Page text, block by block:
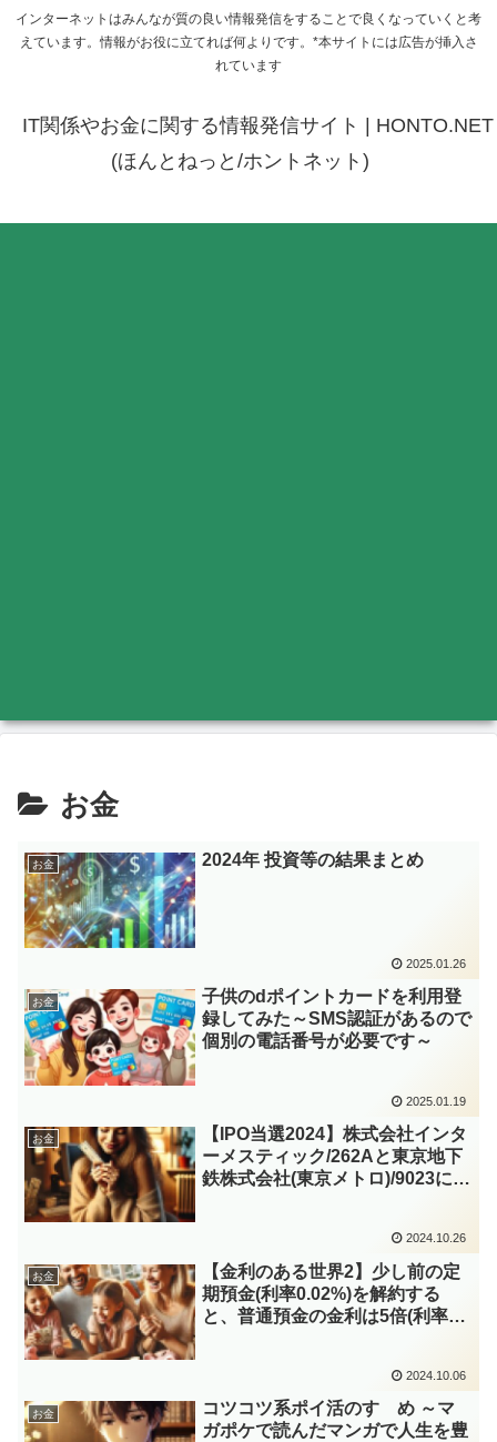
インターネットはみんなが質の良い情報発信をすることで良くなっていくと考
えています。情報がお役に立てれば何よりです。*本サイトには広告が挿入さ
れています
IT関係やお金に関する情報発信サイト | HONTO.NET
(ほんとねっと/ホントネット)
お金
お金 2024年 投資等の結果まとめ
2025.01.26
お金
子供のdポイントカードを利用登
録してみた～SMS認証があるので
個別の電話番号が必要です～
2025.01.19
お金
【IPO当選2024】株式会社インタ
ーメスティック/262Aと東京地下
鉄株式会社(東京メトロ)/9023に連
2024.10.26
お金
【金利のある世界2】少し前の定
期預金(利率0.02%)を解約する
と、普通預金の金利は5倍(利率
2024.10.06
お金
コツコツ系ポイ活のすゝめ ～マ
ガポケで読んだマンガで人生を豊